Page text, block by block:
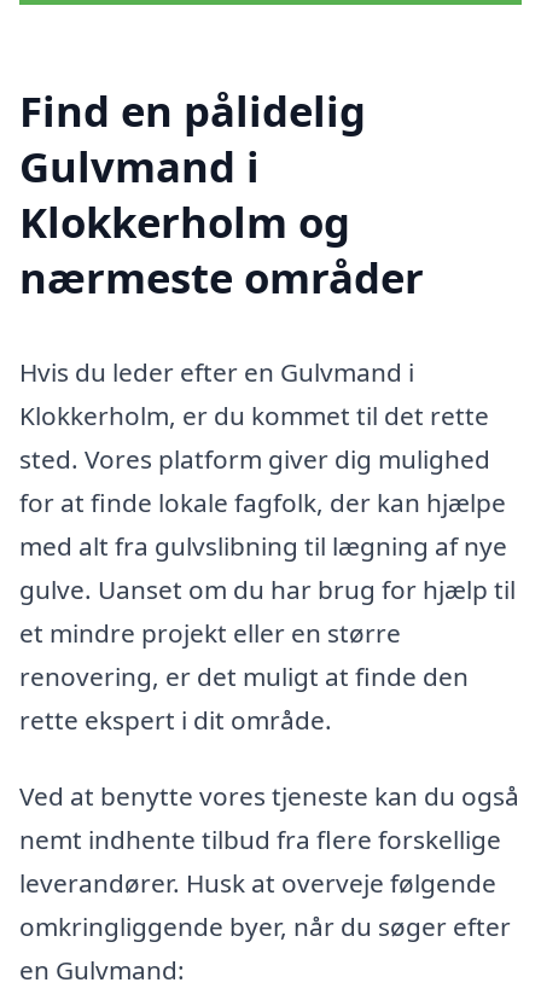
Find en pålidelig
Gulvmand i
Klokkerholm og
nærmeste områder
Hvis du leder efter en Gulvmand i
Klokkerholm, er du kommet til det rette
sted. Vores platform giver dig mulighed
for at finde lokale fagfolk, der kan hjælpe
med alt fra gulvslibning til lægning af nye
gulve. Uanset om du har brug for hjælp til
et mindre projekt eller en større
renovering, er det muligt at finde den
rette ekspert i dit område.
Ved at benytte vores tjeneste kan du også
nemt indhente tilbud fra flere forskellige
leverandører. Husk at overveje følgende
omkringliggende byer, når du søger efter
en Gulvmand: